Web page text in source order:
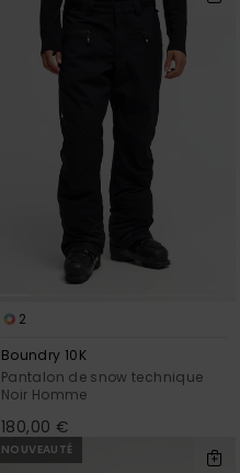
2
Boundry 10K
Pantalon de snow technique
Noir Homme
180,00 €
NOUVEAUTÉ